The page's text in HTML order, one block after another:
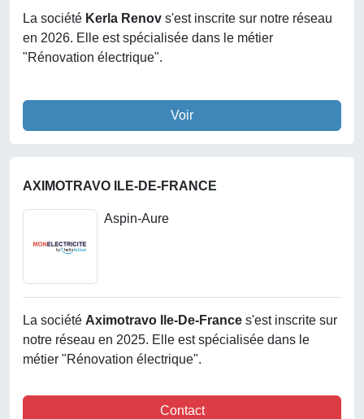
La société Kerla Renov s'est inscrite sur notre réseau
en 2026. Elle est spécialisée dans le métier
"Rénovation électrique".
Voir
AXIMOTRAVO ILE-DE-FRANCE
Aspin-Aure
La société Aximotravo Ile-De-France s'est inscrite sur
notre réseau en 2025. Elle est spécialisée dans le
métier "Rénovation électrique".
Contact